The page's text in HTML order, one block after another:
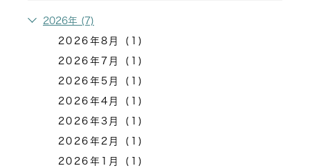
2026年 (7)
2026年8月 (1)
2026年7月 (1)
2026年5月 (1)
2026年4月 (1)
2026年3月 (1)
2026年2月 (1)
2026年1月 (1)